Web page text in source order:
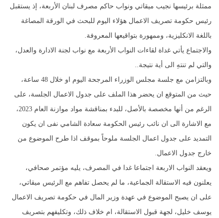
ممثلة برئيسها نجيب ميقاتي ونواب حاكم مصرف لبنان الأربعة، إذ يستقبل
رئيس حكومة تصريف الاعمال هؤلاء اليوم للبحث في الورقة المصاغة
باللغة الانكليزية، وممهورة بتواقيعها المعروفة.
والاجتماع يأتي غداة لقاءات النواب الأربعة مع نواب لجنة الادارة والعدل،
والتي لم تنتهِ الى أية نتيجة..
وبالتزامن مع جلسة مجلس الوزراء المرجحة اليوم او خلال 48 ساعة،
حيث من المتوقع ان يحضر هذا الملف على جدول الاعمال الجلسة، على
الرغم من أنها مخصصة بالأصل، للبدء بمناقشة مواد موازنة العام 2023،
مع الاشارة الى ان نائب رئيس الحكومة سعادة الشامي نفى ان يكون
التمديد على جدول اعمال الجلسة ملوحاً بموقف اذا طرح الموضوع من
خارج جدول الاعمال.
ويعقد النواب الاربعة اجتماعا غدا في المصرف، يليه مؤتمر صحافي،
يعلنون فيه الاستقالة الجماعية، ما لم يحصل تفاهم مع الرئيس ميقاتي،
على ان يصبح الموضوع في عهدة وزير المال في حكومة تصريف الاعمال
يوسف خليل، لجهة قبول الاستقالة، ام خلاف ذلك، وتكليفهم بتصريف